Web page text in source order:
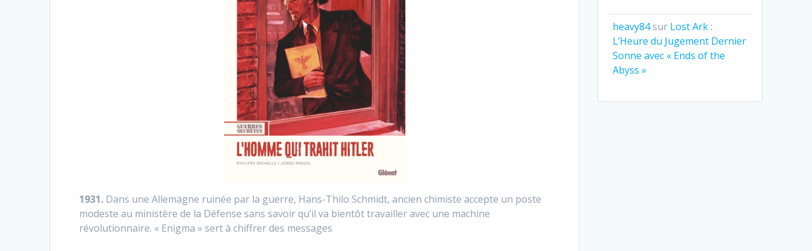
1931. Dans une Allemagne ruinée par la guerre, Hans-Thilo Schmidt, ancien chimiste accepte un poste
modeste au ministère de la Défense sans savoir qu’il va bientôt travailler avec une machine
révolutionnaire. « Enigma » sert à chiffrer des messages
heavy84sur Lost Ark :
L’Heure du Jugement Dernier
Sonne avec « Ends of the
Abyss »